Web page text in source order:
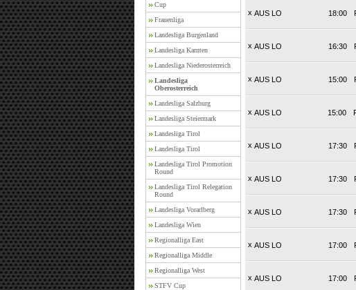
Cup
Frauenliga
Landesliga Burgenland
Landesliga Karnten
Landesliga Niederosterreich
Landesliga
Oberosterreich
Landesliga Salzburg
Landesliga Steiermark
Landesliga Tirol
Landesliga Tirol
Landesliga Tirol Promotion
Round
Landesliga Tirol Relegation
Round
Landesliga Vorarlberg
Landesliga Wien
Regionalliga East
Regionalliga Middle
Regionalliga West
STFV Cup
x AUS LO 18:00
x AUS LO 16:30
x AUS LO 15:00
x AUS LO 15:00
x AUS LO 17:30
x AUS LO 17:30
x AUS LO 17:30
x AUS LO 17:00
x AUS LO 17:00